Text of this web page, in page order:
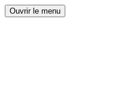
Ouvrir le menu